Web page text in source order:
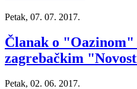
Petak, 07. 07. 2017.
Članak o
zagrebačkim
Petak, 02. 06. 2017.